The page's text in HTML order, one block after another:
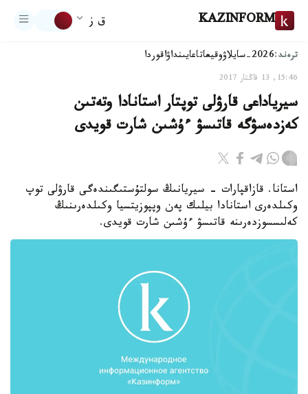
KAZINFORM ق ز
ترەند:2026-سايلاۋ وقيعاتاعايىنداۋاقوردا
15:46, 13 قاڭتار 2017
سيرياداعى قارۋلى توپتار استانادا وتەتىن
كەزدەسۋگە قاتىسۋ ءۇشىن شارت قويدى
استانا. قازاقپارات - سيريانىڭ سولتۇستىگىندەگى قارۋلى توپ
وكىلدەرى استانادا بيلىك پەن وپپوزيتسيا وكىلدەرىنىڭ
كەلىسسوزدەرىنە قاتىسۋ ءۇشىن شارت قويدى.